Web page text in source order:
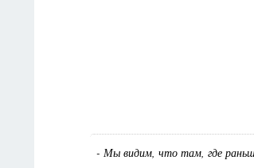
- Мы видим, что там, где